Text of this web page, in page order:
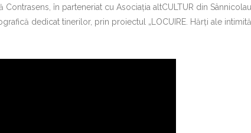
în parteneriat cu Asociația altCULTUR din
dedicat tinerilor, prin proiectul „LOCUIRE. Hărți ale